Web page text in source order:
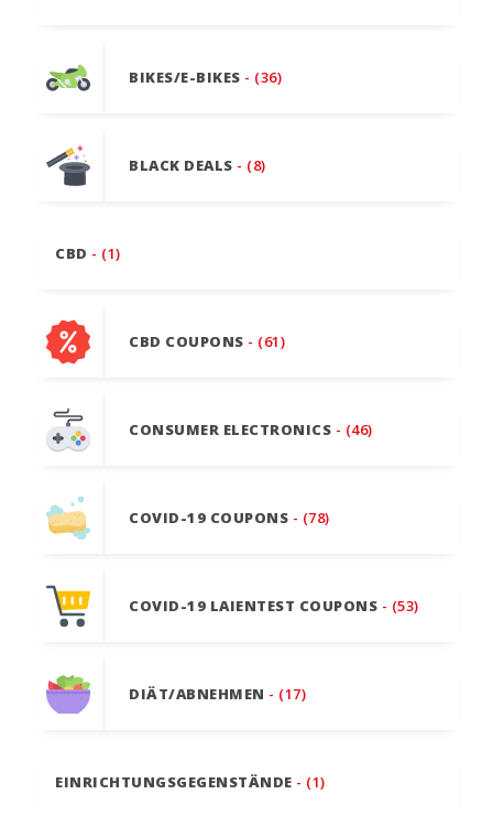
BIKES/E-BIKES - (36)
BLACK DEALS - (8)
CBD - (1)
CBD COUPONS - (61)
CONSUMER ELECTRONICS - (46)
COVID-19 COUPONS - (78)
COVID-19 LAIENTEST COUPONS - (53)
DIÄT/ABNEHMEN - (17)
EINRICHTUNGSGEGENSTÄNDE - (1)